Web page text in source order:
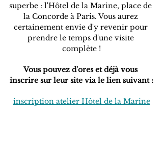
superbe : l'Hôtel de la Marine, place de
la Concorde à Paris. Vous aurez
certainement envie d'y revenir pour
prendre le temps d'une visite
complète !
Vous pouvez d'ores et déjà vous
inscrire sur leur site via le lien suivant :
inscription atelier Hôtel de la Marine